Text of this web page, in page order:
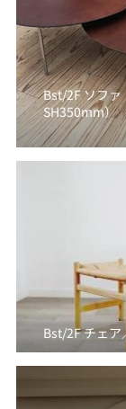
Bst/2F ソフ
SH350mm）
Bst/2F チェア